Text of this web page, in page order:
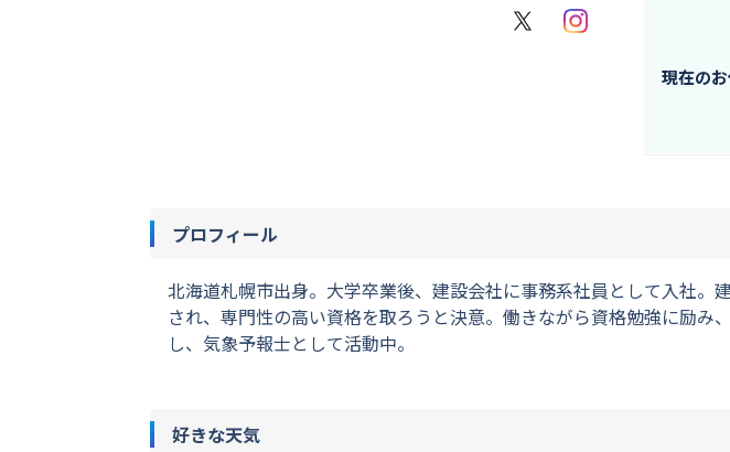
X Instagram
現在の
プロフィール
北海道札幌市出身。大学卒業後、建設会社に事務系社員として入社
され、専門性の高い資格を取ろうと決意。働きながら資格勉強に励
し、気象予報士として活動中。
好きな天気